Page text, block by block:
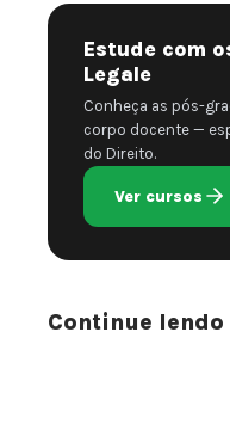
Estude com
Legale
Conheça as pós-
corpo docente —
do Direito.
Ver cursos
Continue lendo